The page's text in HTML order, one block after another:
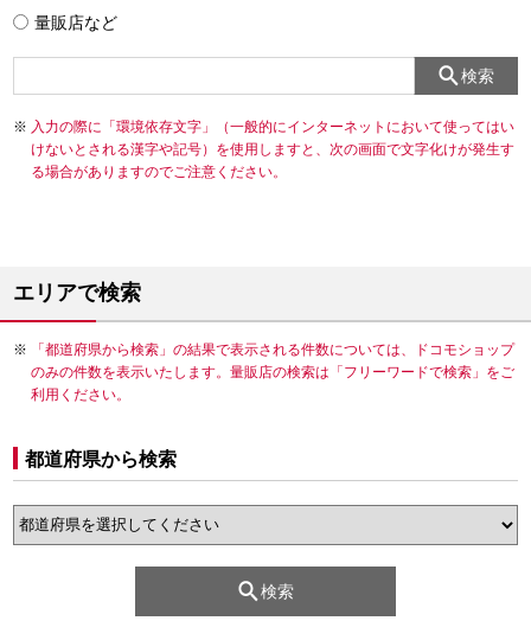
量販店など
検索
入力の際に「環境依存文字」（一般的にインターネットにおいて使ってはい
けないとされる漢字や記号）を使用しますと、次の画面で文字化けが発生す
る場合がありますのでご注意ください。
エリアで検索
「都道府県から検索」の結果で表示される件数については、ドコモショップ
のみの件数を表示いたします。量販店の検索は「フリーワードで検索」をご
利用ください。
都道府県から検索
検索